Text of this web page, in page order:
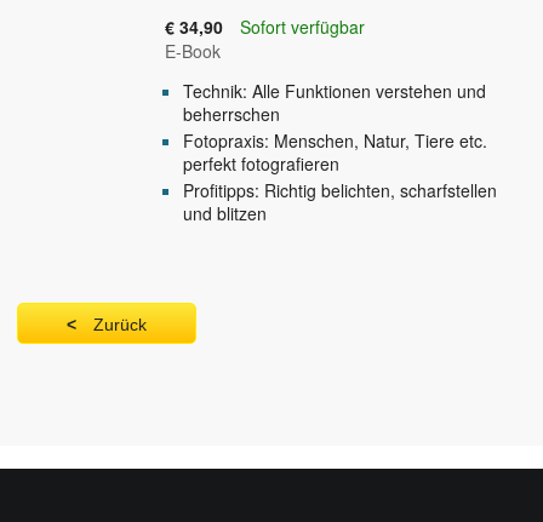
€ 34,90
Sofort verfügbar
E-Book
Technik: Alle Funktionen verstehen und
beherrschen
Fotopraxis: Menschen, Natur, Tiere etc.
perfekt fotografieren
Profitipps: Richtig belichten, scharfstellen
und blitzen
Zurück